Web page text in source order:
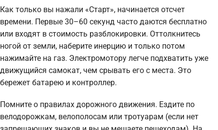
Как только вы нажали «Старт», начинается отсчет
времени. Первые 30–60 секунд часто даются бесплатно
или входят в стоимость разблокировки. Оттолкнитесь
ногой от земли, наберите инерцию и только потом
нажимайте на газ. Электромотору легче подхватить уже
движущийся самокат, чем срывать его с места. Это
бережет батарею и контроллер.
Помните о правилах дорожного движения. Ездите по
велодорожкам, велополосам или тротуарам (если нет